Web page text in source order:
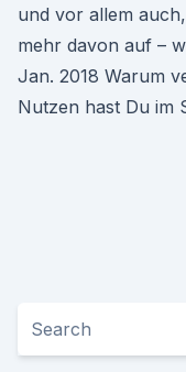
und vor allem
mehr davon auf –
Jan. 2018 Warum
Nutzen hast Du im